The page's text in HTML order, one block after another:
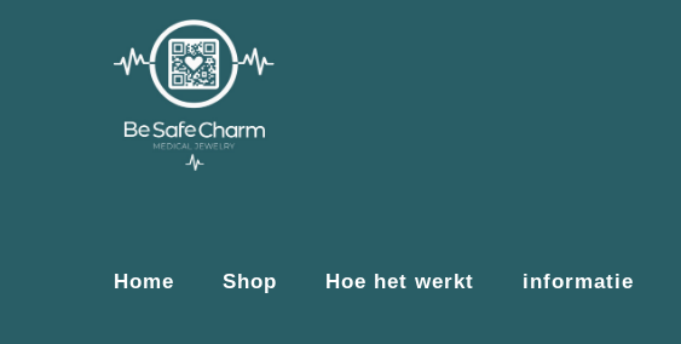
Home Shop Hoe het werkt informatie